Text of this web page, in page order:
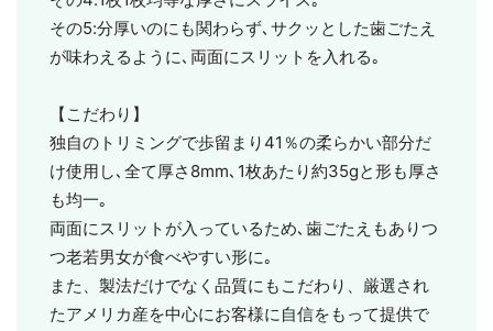
その5:分厚いのにも関わらず､サクッとした歯ごたえ
が味わえるように､両面にスリットを入れる｡
【こだわり】
独自のトリミングで歩留まり41％の柔らかい部分だ
け使用し､全て厚さ8mm､1枚あたり約35gと形も厚さ
も均一｡
両面にスリットが入っているため､歯ごたえもありつ
つ老若男女が食べやすい形に｡
また、製法だけでなく品質にもこだわり、厳選され
たアメリカ産を中心にお客様に自信をもって提供で